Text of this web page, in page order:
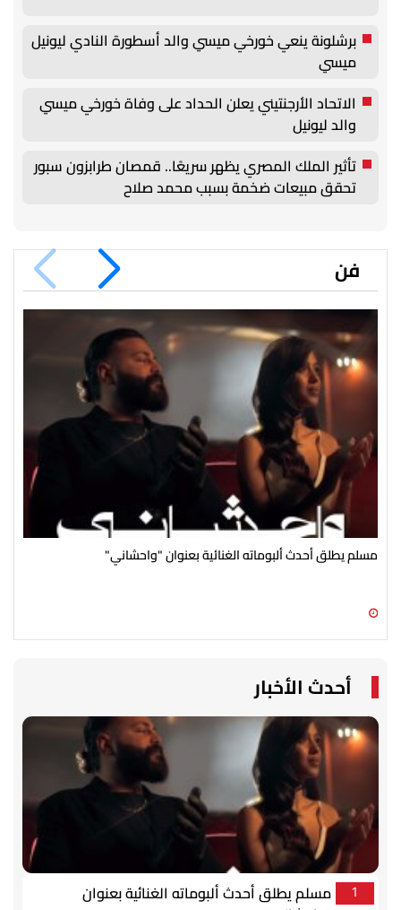
برشلونة ينعي خورخي ميسي والد أسطورة النادي ليونيل
ميسي
الاتحاد الأرجنتيني يعلن الحداد على وفاة خورخي ميسي
والد ليونيل
تأثير الملك المصري يظهر سريعًا.. قمصان طرابزون سبور
تحقق مبيعات ضخمة بسبب محمد صلاح
فن
مسلم يطلق أحدث ألبوماته الغنائية بعنوان "واحشاني"
أحدث الأخبار
1
مسلم يطلق أحدث ألبوماته الغنائية بعنوان